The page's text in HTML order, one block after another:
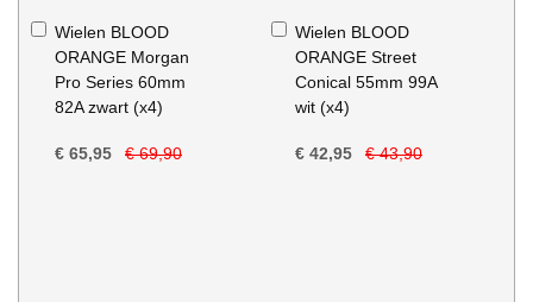
Wielen BLOOD
ORANGE Morgan
Pro Series 60mm
82A zwart (x4)
€ 65,95 € 69,90
In
Winkelwagen
Wielen BLOOD
ORANGE Street
Conical 55mm 99A
wit (x4)
€ 42,95 € 43,90
In
Winkelwagen